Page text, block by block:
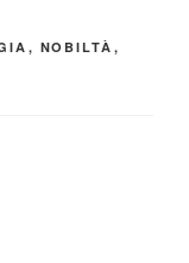
, NOBILTÀ ,